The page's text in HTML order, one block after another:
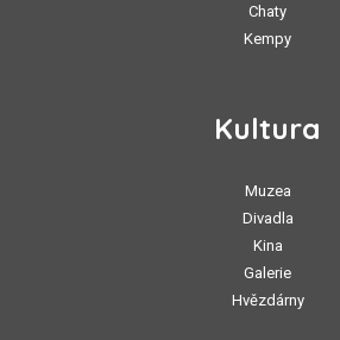
Chaty
Kempy
Kultura
Muzea
Divadla
Kina
Galerie
Hvězdárny